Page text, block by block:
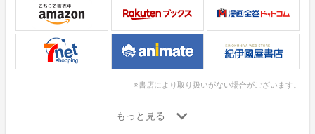
※書店により取り扱いがない場合がございます。